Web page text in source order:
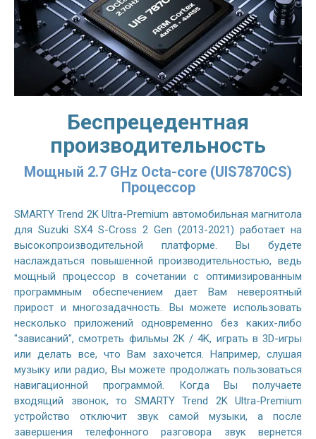
Беспрецедентная
производительность
Мощный 2.7 GHz Octa-core (UIS7870CS)
Процессор
SMARTY Trend 2K Ultra-Premium автомобильная магнитола
для Suzuki SX4 S-Cross 2 Gen (2013-2021) работает на
высокопроизводительной платформе. Вы будете
наслаждаться повышенной производительностью, ведь
мощный процессор в сочетании с оптимизированным
программным обеспечением дает Вам невероятный
прирост и многозадачность. Вы можете использовать
несколько приложений одновременно без каких-либо
"зависаний", смотреть фильмы 2K / 4K, играть в 3D-игры
или делать все, что Вам захочется. Например, слушая
музыку или радио, Вы можете продолжать пользоваться
навигационной программой. Когда Вы получаете
входящий звонок, то SMARTY Trend 2K Ultra-Premium
устройство отключит звук самой музыки, а после
завершения телефонного разговора звук вернется